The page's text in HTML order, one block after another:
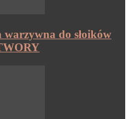
warzywna do słoików